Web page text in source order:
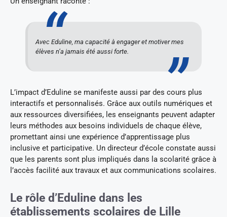
Avec Eduline, ma capacité à engager et motiver mes
élèves n’a jamais été aussi forte.
L’impact d’Eduline se manifeste aussi par des cours plus
interactifs et personnalisés. Grâce aux outils numériques et
aux ressources diversifiées, les enseignants peuvent adapter
leurs méthodes aux besoins individuels de chaque élève,
promettant ainsi une expérience d’apprentissage plus
inclusive et participative. Un directeur d’école constate aussi
que les parents sont plus impliqués dans la scolarité grâce à
l’accès facilité aux travaux et aux communications scolaires.
Le rôle d’Eduline dans les
établissements scolaires de Lille